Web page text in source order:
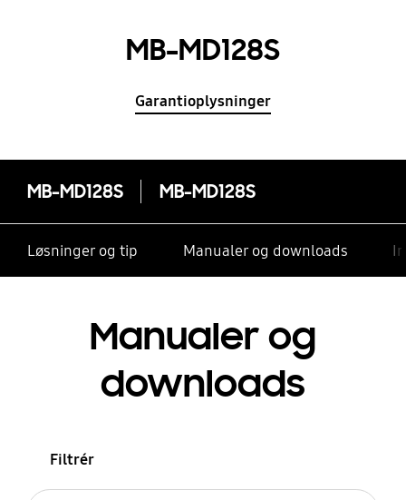
MB-MD128S
Garantioplysninger
MB-MD128S MB-MD128S
Løsninger og tip Manualer og downloads
Manualer og
downloads
Filtrér